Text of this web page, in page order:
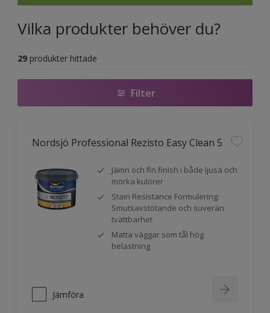
Vilka produkter behöver du?
29 produkter hittade
Filter
Nordsjö Professional Rezisto Easy Clean 5
Jämn och fin finish i både ljusa och
mörka kulörer
Stain Resistance Formulering:
Smutsavstötande och suverän
tvättbarhet
Matta väggar som tål hög
belastning
Jämföra